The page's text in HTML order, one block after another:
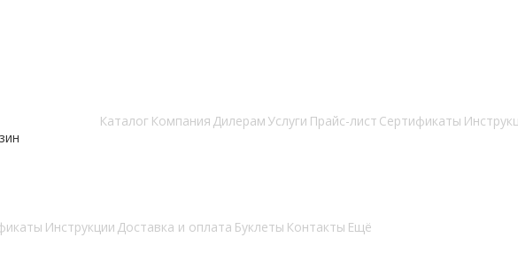
Каталог Компания Дилерам Услуги Прайс-лист Сертификаты
Инструкции Доставка и оплата Буклеты Контакты Ещё